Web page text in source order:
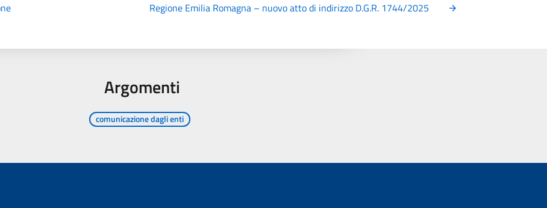
Regione Emilia Romagna – nuovo atto di indirizzo D.G.R. 1744/2025
Argomenti
comunicazione dagli enti